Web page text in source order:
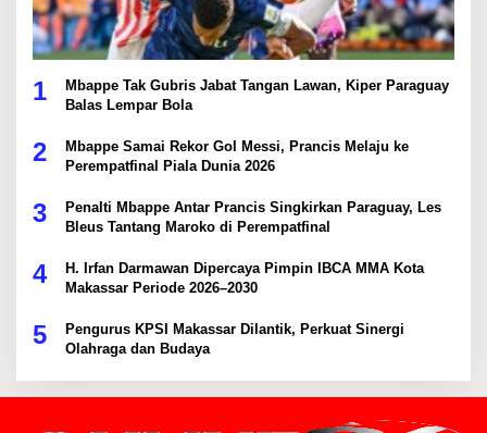
1
Mbappe Tak Gubris Jabat Tangan Lawan, Kiper Paraguay
Balas Lempar Bola
2
Mbappe Samai Rekor Gol Messi, Prancis Melaju ke
Perempatfinal Piala Dunia 2026
3
Penalti Mbappe Antar Prancis Singkirkan Paraguay, Les
Bleus Tantang Maroko di Perempatfinal
4
H. Irfan Darmawan Dipercaya Pimpin IBCA MMA Kota
Makassar Periode 2026–2030
5
Pengurus KPSI Makassar Dilantik, Perkuat Sinergi
Olahraga dan Budaya